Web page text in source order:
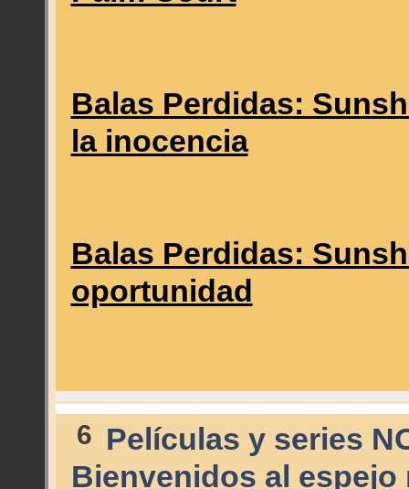
Balas Perdidas:
la inocencia
Balas Perdidas:
oportunidad
6 Películas y series
Bienvenidos al espejo